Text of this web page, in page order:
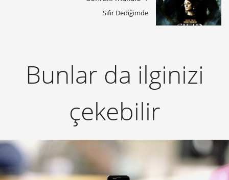
Sıfır Dediğimde
Bunlar da ilginizi
çekebilir